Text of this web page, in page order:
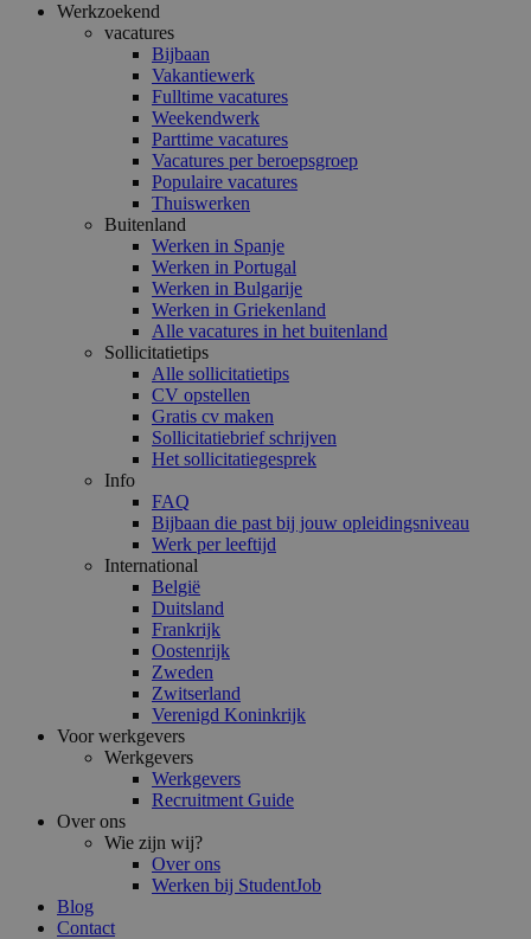
Werkzoekend
vacatures
Bijbaan
Vakantiewerk
Fulltime vacatures
Weekendwerk
Parttime vacatures
Vacatures per beroepsgroep
Populaire vacatures
Thuiswerken
Buitenland
Werken in Spanje
Werken in Portugal
Werken in Bulgarije
Werken in Griekenland
Alle vacatures in het buitenland
Sollicitatietips
Alle sollicitatietips
CV opstellen
Gratis cv maken
Sollicitatiebrief schrijven
Het sollicitatiegesprek
Info
FAQ
Bijbaan die past bij jouw opleidingsniveau
Werk per leeftijd
International
België
Duitsland
Frankrijk
Oostenrijk
Zweden
Zwitserland
Verenigd Koninkrijk
Voor werkgevers
Werkgevers
Werkgevers
Recruitment Guide
Over ons
Wie zijn wij?
Over ons
Werken bij StudentJob
Blog
Contact